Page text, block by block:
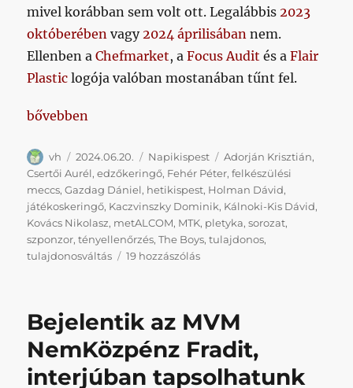
mivel korábban sem volt ott. Legalábbis 2023
októberében vagy 2024 áprilisában nem.
Ellenben aChefmarket, aFocus Audit és aFlair
Plastic logója valóban mostanában tűnt fel.
„Hetikispest 2024/06/20”
bővebben
Szerző
vh Közzétéve
2024.06.20. Kategória
Napikispest Címke
Adorján Krisztián,
Csertői Aurél,edzőkeringő, Fehér Péter,felkészülési
meccs,Gazdag Dániel, hetikispest, Holman Dávid,
játékoskeringő, Kaczvinszky Dominik, Kálnoki-Kis Dávid,
Kovács Nikolasz, metALCOM, MTK, pletyka,sorozat,
szponzor,tényellenőrzés,The Boys,tulajdonos,
tulajdonosváltás
19 hozzászólásHetikispest
Bejelentik az MVM
NemKözpénz Fradit,
interjúban tapsolhatunk